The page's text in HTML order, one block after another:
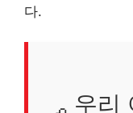
다.
우리